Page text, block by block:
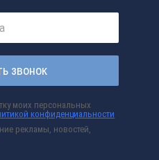
звонок
моих персональных
конфиденциальности
рекламы, новостей,